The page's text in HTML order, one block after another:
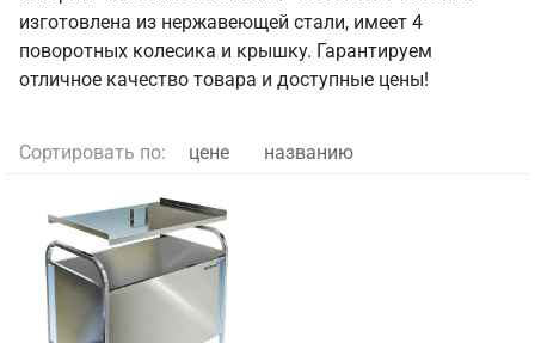
изготовлена из нержавеющей стали, имеет 4
поворотных колесика и крышку. Гарантируем
отличное качество товара и доступные цены!
Сортировать по: цене названию